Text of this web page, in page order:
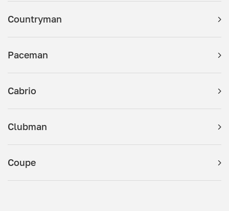
Countryman
Paceman
Cabrio
Clubman
Coupe